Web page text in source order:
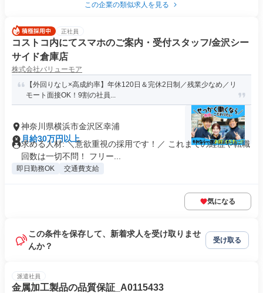
この企業の類似求人を見る
正社員
コストコ内にてスマホのご案内・受付スタッフ/金沢シー
サイド倉庫店
株式会社バリューモア
【外回りなし×高成約率】年休120日＆完休2日制／残業少なめ／リ
モート面接OK！9割の社員...
神奈川県横浜市金沢区幸浦
月給30万円以上
求める人材: ＼意欲重視の採用です！／ これまでの経歴や転職
回数は一切不問！ フリー...
即日勤務OK 交通費支給
気になる
この条件を保存して、新着求人を受け取りませ
んか？
受け取る
派遣社員
金属加工製品の品質保証_A0115433